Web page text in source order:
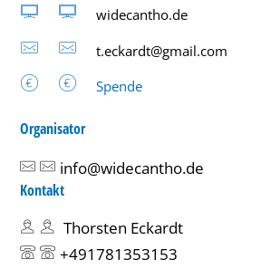
widecantho.de
t.eckardt@gmail.com
Spende
Organisator
info@widecantho.de
Kontakt
Thorsten Eckardt
+491781353153